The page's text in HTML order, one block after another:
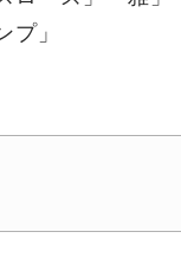
」